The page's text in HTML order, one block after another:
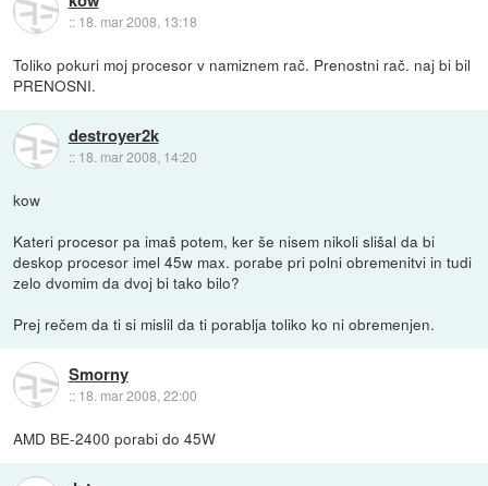
:: 18. mar 2008, 13:18
Toliko pokuri moj procesor v namiznem rač. Prenostni rač. naj bi bil
PRENOSNI.
destroyer2k
:: 18. mar 2008, 14:20
kow
Kateri procesor pa imaš potem, ker še nisem nikoli slišal da bi
deskop procesor imel 45w max. porabe pri polni obremenitvi in tudi
zelo dvomim da dvoj bi tako bilo?
Prej rečem da ti si mislil da ti porablja toliko ko ni obremenjen.
Smorny
:: 18. mar 2008, 22:00
AMD BE-2400 porabi do 45W